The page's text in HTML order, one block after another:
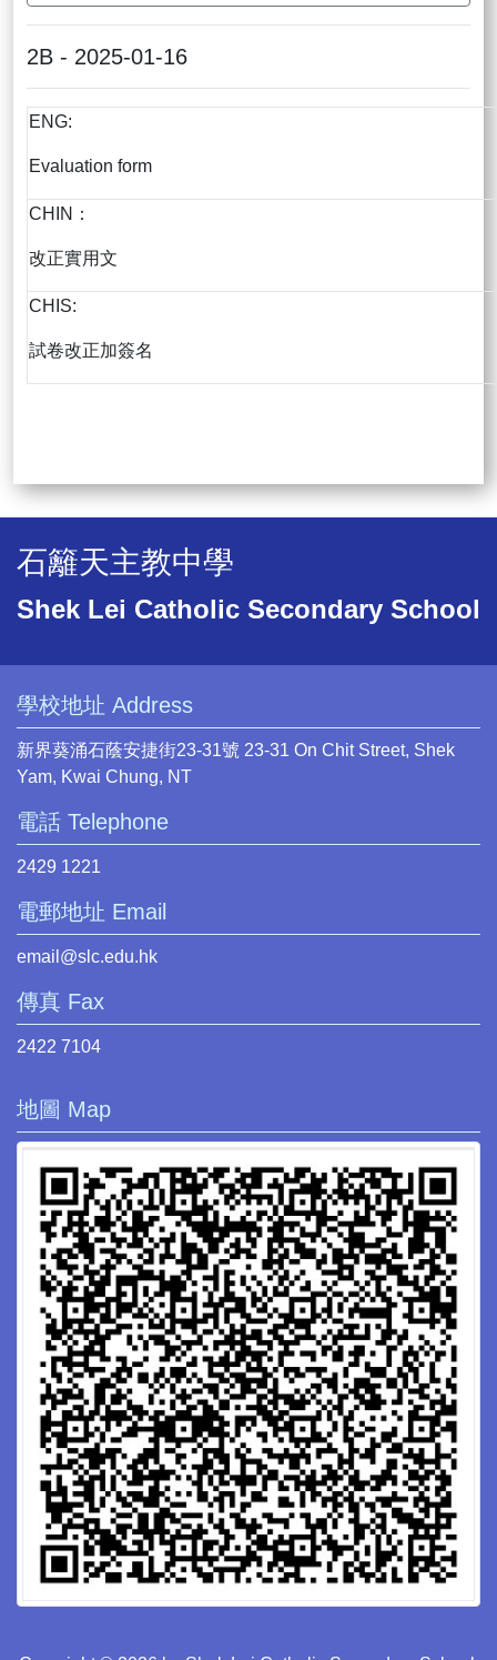
2B - 2025-01-16
ENG:
Evaluation form
CHIN：
改正實用文
CHIS:
試卷改正加簽名
石籬天主教中學
Shek Lei Catholic Secondary School
學校地址 Address
新界葵涌石蔭安捷街23-31號 23-31 On Chit Street, Shek
Yam, Kwai Chung, NT
電話 Telephone
2429 1221
電郵地址 Email
email@slc.edu.hk
傳真 Fax
2422 7104
地圖 Map